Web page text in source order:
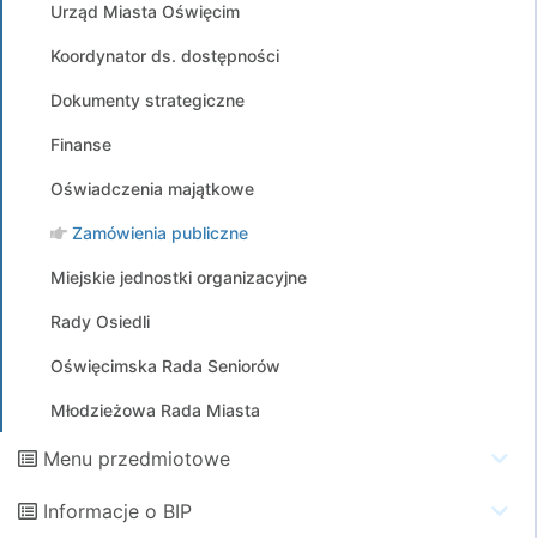
Urząd Miasta Oświęcim
Koordynator ds. dostępności
Dokumenty strategiczne
Finanse
Oświadczenia majątkowe
Zamówienia publiczne
Miejskie jednostki organizacyjne
Rady Osiedli
Oświęcimska Rada Seniorów
Młodzieżowa Rada Miasta
Menu przedmiotowe
Informacje o BIP